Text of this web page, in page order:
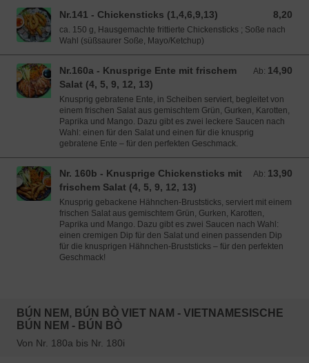
Nr.141 - Chickensticks (1,4,6,9,13) 8,20
8,20 EUR
ca. 150 g, Hausgemachte frittierte Chickensticks ; Soße nach
Wahl (süßsaurer Soße, Mayo/Ketchup)
Nr.160a - Knusprige Ente mit frischem
Salat (4, 5, 9, 12, 13)
Ab: 14,90
Ab: 14,90 EUR
Knusprig gebratene Ente, in Scheiben serviert, begleitet von
einem frischen Salat aus gemischtem Grün, Gurken, Karotten,
Paprika und Mango. Dazu gibt es zwei leckere Saucen nach
Wahl: einen für den Salat und einen für die knusprig
gebratene Ente – für den perfekten Geschmack.
Nr. 160b - Knusprige Chickensticks mit
frischem Salat (4, 5, 9, 12, 13)
Ab: 13,90
Ab: 13,90 EUR
Knusprig gebackene Hähnchen-Bruststicks, serviert mit einem
frischen Salat aus gemischtem Grün, Gurken, Karotten,
Paprika und Mango. Dazu gibt es zwei Saucen nach Wahl:
einen cremigen Dip für den Salat und einen passenden Dip
für die knusprigen Hähnchen-Bruststicks – für den perfekten
Geschmack!
BÚN NEM, BÚN BÒ VIET NAM - VIETNAMESISCHE
BÚN NEM - BÚN BÒ
Von Nr. 180a bis Nr. 180i